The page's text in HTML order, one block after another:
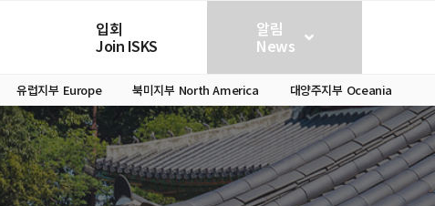
입회
Join ISKS
알림
News
유럽지부 Europe 북미지부 North America 대양주지부 Oceania